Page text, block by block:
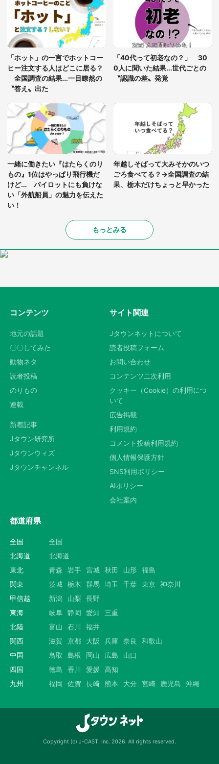
7万人驚がく 「お菓子売り場ならまだしも...」「ハ
ードル高い」
あまりにも四角すぎる猫、激写される 「これもう
座布団だろ」「食パンの耳」と1.4万人困惑
「ホット」の一言でホットコー
ヒー注文する人はどこに居る？
全国調査の結果...一目瞭然の
〝答え〟出た
「40代って初老なの？」 30
0人に聞いた結果...世代ごとの
〝認識の差〟発覚
一緒に働きたい『はたらくのり
もの』1位はやっぱり飛行機だ
けど... パイロットにも負けな
い「外航船員」の魅力を伝えた
い！
年越しそばって大みそかのいつ
ごろ食べてる？→全国調査の結
果、栃木だけちょっと早かった
もっとみる
コンテンツ
地元の話題
〇〇してみた
動物ネタ
読者投稿
のりもの
連載
新着記事
Jタウン研究所
Jタウンウィズ
Jタウンチャンネル
サイト関連
Jタウンネットについて
読者投稿フォーム
お問い合わせ
コンテンツ二次利用
クッキー（Cookie）の利用につ
いて
広告掲載
利用規約
コメント投稿利用規約
個人情報保護方針
SNS利用ポリシー
AIポリシー
会社案内
都道府県
全国
全国
北海道
北海道
東北
青森 岩手 宮城 秋田 山形 福島
関東
茨城 栃木 群馬 埼玉 千葉 東京 神奈川
甲信越
新潟 山梨
長野
東海
岐阜 静岡 愛知
三重
北陸
富山 石川
福井
関西
滋賀 京都 大阪 兵庫 奈良
和歌山
中国
鳥取 島根 岡山 広島
山口
四国
徳島 香川 愛媛 高知
九州
福岡 佐賀 長崎 熊本 大分 宮崎 鹿児島 沖縄
Copyright (c) J-CAST, Inc. 2026. All rights reserved.